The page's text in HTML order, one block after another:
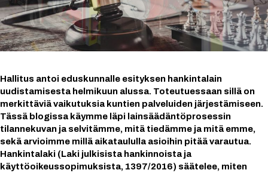
Hallitus antoi eduskunnalle esityksen hankintalain
uudistamisesta helmikuun alussa. Toteutuessaan sillä on
merkittäviä vaikutuksia kuntien palveluiden järjestämiseen.
Tässä blogissa käymme läpi lainsäädäntöprosessin
tilannekuvan ja selvitämme, mitä tiedämme ja mitä emme,
sekä arvioimme millä aikataululla asioihin pitää varautua.
Hankintalaki (Laki julkisista hankinnoista ja
käyttöoikeussopimuksista, 1397/2016) säätelee, miten